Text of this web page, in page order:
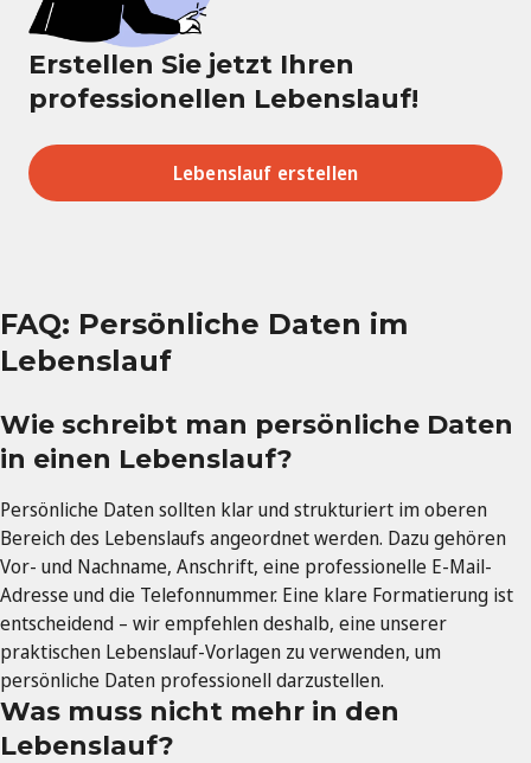
Erstellen Sie jetzt Ihren
professionellen Lebenslauf!
Lebenslauf erstellen
FAQ: Persönliche Daten im
Lebenslauf
Wie schreibt man persönliche Daten
in einen Lebenslauf?
Persönliche Daten sollten klar und strukturiert im oberen
Bereich des Lebenslaufs angeordnet werden. Dazu gehören
Vor- und Nachname, Anschrift, eine professionelle E-Mail-
Adresse und die Telefonnummer. Eine klare Formatierung ist
entscheidend – wir empfehlen deshalb, eine unserer
praktischen Lebenslauf-Vorlagen zu verwenden, um
persönliche Daten professionell darzustellen.
Was muss nicht mehr in den
Lebenslauf?